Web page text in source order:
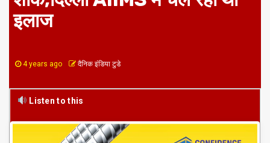
इलाज
4 years ago दैनिक इंडिया टुडे
Listen to this